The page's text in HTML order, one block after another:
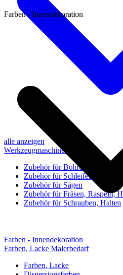
alle anzeigen
Werkzeugmaschinen-Zubehör
Zubehör für Bohren, Bohrhilfen
Zubehör für Schleifen, Poliere
Zubehör für Sägen
Zubehör für Fräsen, Raspeln, H
Zubehör für Schrauben, Halten
Farben - Innendekoration
Farben - Innendekoration
Farben, Lacke Malerbedarf
Farben, Lacke